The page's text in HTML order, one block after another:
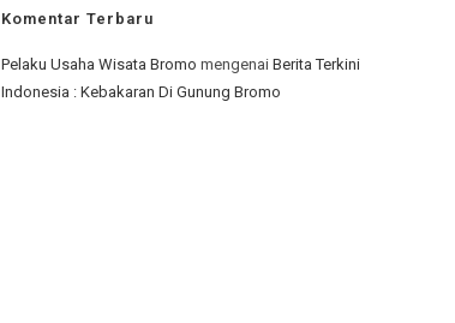
Komentar Terbaru
Pelaku Usaha Wisata Bromo mengenai Berita Terkini
Indonesia : Kebakaran Di Gunung Bromo